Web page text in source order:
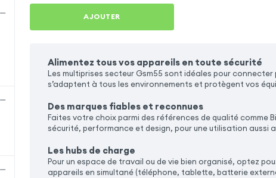
AJOUTER
Alimentez tous vos appareils en toute sécurité
Les multiprises secteur Gsm55 sont idéales pour
s’adaptent à tous les environnements et protègent vos
Des marques fiables et reconnues
Faites votre choix parmi des références de qualité comme
sécurité, performance et design, pour une utilisation aussi
Les hubs de charge
Pour un espace de travail ou de vie bien organisé, optez
appareils en simultané (téléphone, tablette, batterie